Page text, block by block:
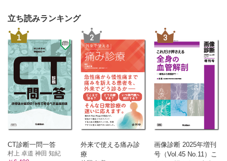
立ち読みランキング
1
CT診断一問一答
村上 卓道 神田 知紀
2
外来で使える痛み診
療
3
画像診断 2025年増刊
号（Vol.45 No.11）こ